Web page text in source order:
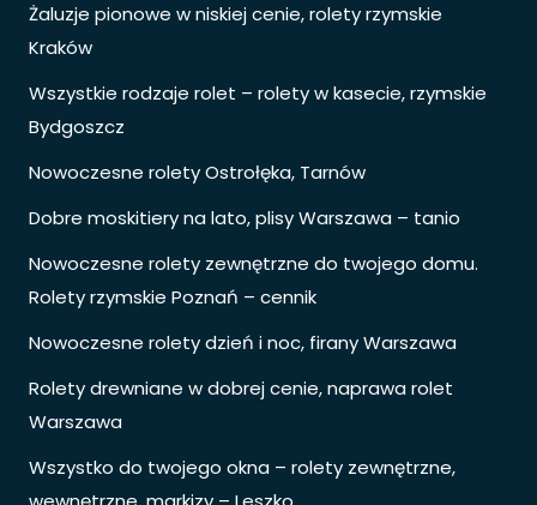
Żaluzje pionowe w niskiej cenie, rolety rzymskie
Kraków
Wszystkie rodzaje rolet – rolety w kasecie, rzymskie
Bydgoszcz
Nowoczesne rolety Ostrołęka, Tarnów
Dobre moskitiery na lato, plisy Warszawa – tanio
Nowoczesne rolety zewnętrzne do twojego domu.
Rolety rzymskie Poznań – cennik
Nowoczesne rolety dzień i noc, firany Warszawa
Rolety drewniane w dobrej cenie, naprawa rolet
Warszawa
Wszystko do twojego okna – rolety zewnętrzne,